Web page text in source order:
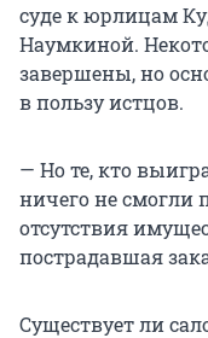
суде к юрлицам
Наумкиной.
завершены, но
в пользу истцов.
— Но те, кто
ничего не смогли
отсутствия
пострадавшая
Существует ли